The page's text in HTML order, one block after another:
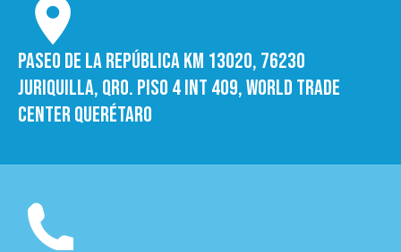
Paseo de la República Km 13020, 76230
Juriquilla, Qro. Piso 4 int 409, World trade
Center Querétaro